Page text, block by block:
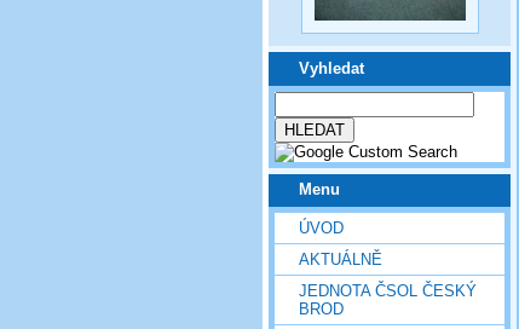
Vyhledat
Menu
ÚVOD
AKTUÁLNĚ
JEDNOTA ČSOL ČESKÝ
BROD